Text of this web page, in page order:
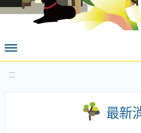
:::
最新